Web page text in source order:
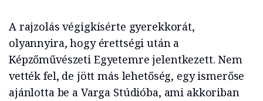
A rajzolás végigkísérte gyerekkorát,
olyannyira, hogy érettségi után a
Képzőművészeti Egyetemre jelentkezett. Nem
vették fel, de jött más lehetőség, egy ismerőse
ajánlotta be a Varga Stúdióba, ami akkoriban